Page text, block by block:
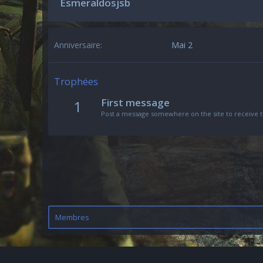
Anniversaire Mai 2
Trophées
1 First message
Post a message somewhere on the site to receive
Membres